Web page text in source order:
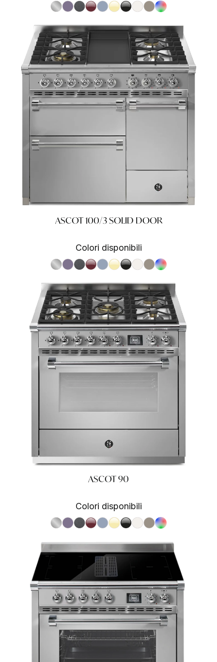
S.Steel SS
Ametista AA
Antracite AN
Bordeaux BR
Celeste CE
Crema CR
Nero BA
Nuvola NA
Sabbia SA
RAL
ASCOT 100/3 SOLID DOOR
Colori disponibili
S.Steel SS
Ametista AA
Antracite AN
Bordeaux BR
Celeste CE
Crema CR
Nero BA
Nuvola NA
Sabbia SA
RAL
ASCOT 90
Colori disponibili
S.Steel SS
Ametista AA
Antracite AN
Bordeaux BR
Celeste CE
Crema CR
Nero BA
Nuvola NA
Sabbia SA
RAL